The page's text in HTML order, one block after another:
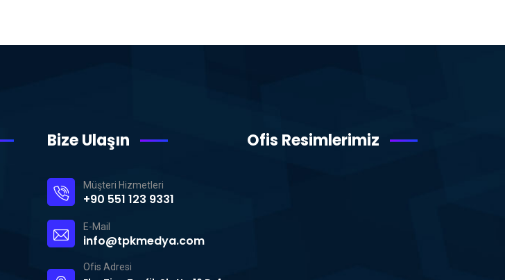
Bize Ulaşın
Müşteri Hizmetleri
+90 551 123 9331
E-Mail
info@tpkmedya.com
Ofis Adresi
Ofis Resimlerimiz